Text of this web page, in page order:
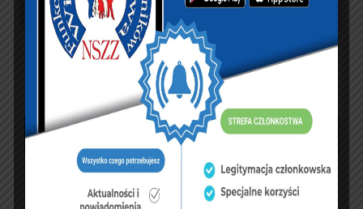
sierpień 2026
P C P S
1 2